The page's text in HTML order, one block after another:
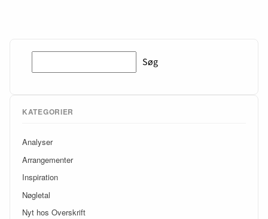
Søg
KATEGORIER
Analyser
Arrangementer
Inspiration
Nøgletal
Nyt hos Overskrift